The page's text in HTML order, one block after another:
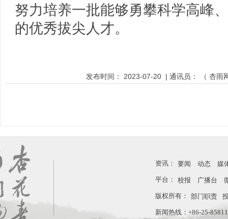
努力培养一批能够勇攀科学高峰
的优秀拔尖人才。
发布时间： 2023-07-20 | 通讯员： （ 杏雨
资讯： 要闻 动态 媒
平台： 校报 广播台
版权所有： 部门职责
新闻热线：+86-25-